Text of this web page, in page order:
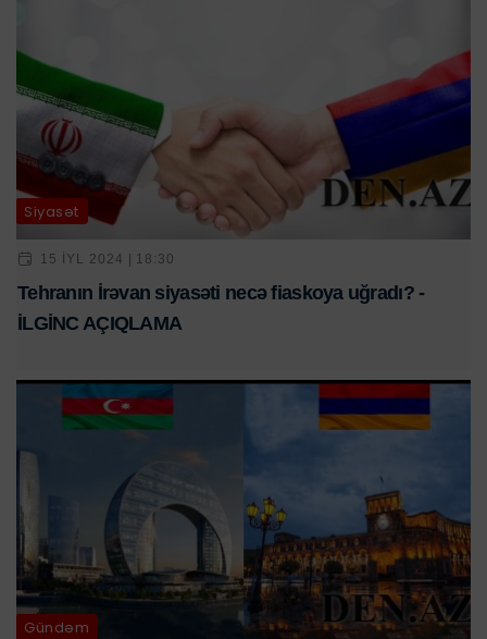
Siyasət
15 IYL 2024 | 18:30
Tehranın İrəvan siyasəti necə fiaskoya uğradı? -
İLGİNC AÇIQLAMA
Gündəm